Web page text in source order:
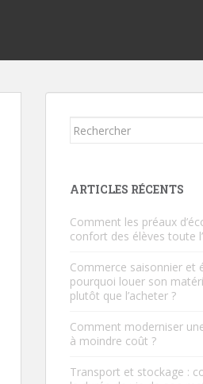
Rechercher...
ARTICLES RÉCENTS
Comment les préaux
confort des élèves toute
Commerce saisonnier et
pourquoi louer son
plutôt que l’acheter ?
Comment moderniser
à moindre coût ?
Transport et stockage :